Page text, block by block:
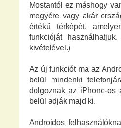
Mostantól ez máshogy
megyére vagy akár
értékű térképét,
funkcióját
kivételével.)
Az új funkciót ma az
belül mindenki
dolgoznak az iPhone-os
belül adják majd ki.
Androidos